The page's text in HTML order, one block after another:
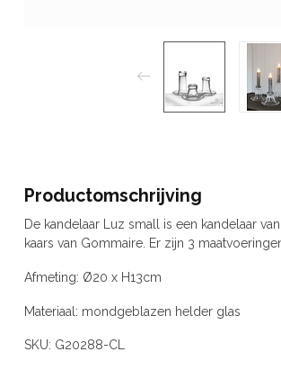
Productomschrijving
De kandelaar Luz small is een kandelaar
kaars van Gommaire. Er zijn 3
Afmeting: Ø20 x H13cm
Materiaal: mondgeblazen helder glas
SKU: G20288-CL